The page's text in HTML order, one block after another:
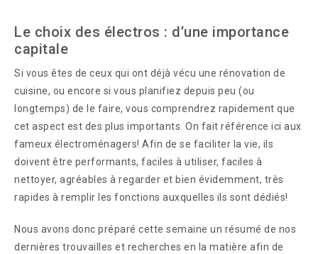
Le choix des électros : d’une importance
capitale
Si vous êtes de ceux qui ont déjà vécu une rénovation de
cuisine, ou encore si vous planifiez depuis peu (ou
longtemps) de le faire, vous comprendrez rapidement que
cet aspect est des plus importants. On fait référence ici aux
fameux électroménagers! Afin de se faciliter la vie, ils
doivent être performants, faciles à utiliser, faciles à
nettoyer, agréables à regarder et bien évidemment, très
rapides à remplir les fonctions auxquelles ils sont dédiés!
Nous avons donc préparé cette semaine un résumé de nos
dernières trouvailles et recherches en la matière afin de